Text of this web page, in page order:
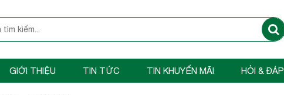
GIỚI THIỆU TIN TỨC TIN KHUYẾN MÃI HỎI & ĐÁP